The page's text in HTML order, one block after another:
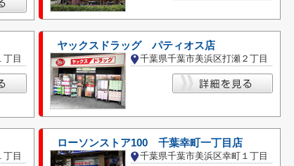
目
ヤックスドラッグ パティオス店
千葉県千葉市美浜区打瀬２丁目
目
ローソンストア100 千葉幸町一丁目店
千葉県千葉市美浜区幸町１丁目